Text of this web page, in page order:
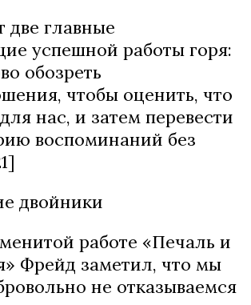
две главные
успешной работы горя:
обозреть
чтобы оценить, что
нас, и затем перевести
воспоминаний без
двойники
работе «Печаль и
Фрейд заметил, что мы
не отказываемся